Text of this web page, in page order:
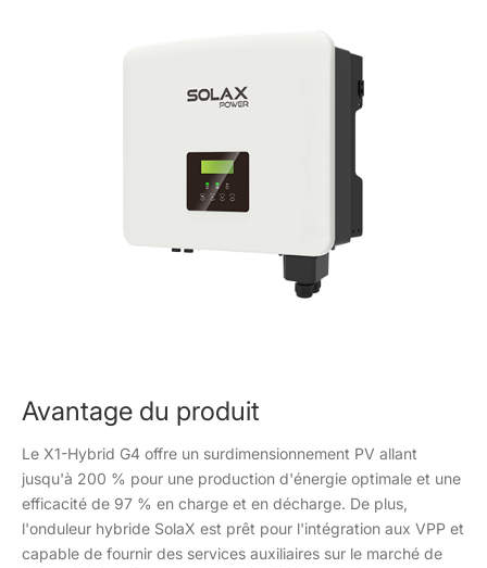
Avantage du produit
Le X1-Hybrid G4 offre un surdimensionnement PV allant
jusqu'à 200 % pour une production d'énergie optimale et une
efficacité de 97 % en charge et en décharge. De plus,
l'onduleur hybride SolaX est prêt pour l'intégration aux VPP et
capable de fournir des services auxiliaires sur le marché de